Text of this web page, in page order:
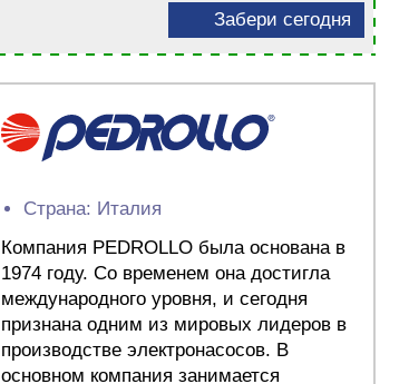
Забери сегодня
Страна: Италия
Компания PEDROLLO была основана в
1974 году. Со временем она достигла
международного уровня, и сегодня
признана одним из мировых лидеров в
производстве электронасосов. В
основном компания занимается